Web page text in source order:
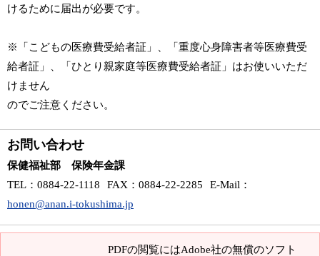
けるために届出が必要です。
※「こどもの医療費受給者証」、「重度心身障害者等医療費受
給者証」、「ひとり親家庭等医療費受給者証」はお使いいただ
けません
のでご注意ください。
お問い合わせ
保健福祉部 保険年金課
TEL ：0884-22-1118 FAX ：0884-22-2285 E-Mail ：
honen@anan.i-tokushima.jp
PDFの閲覧にはAdobe社の無償のソフト